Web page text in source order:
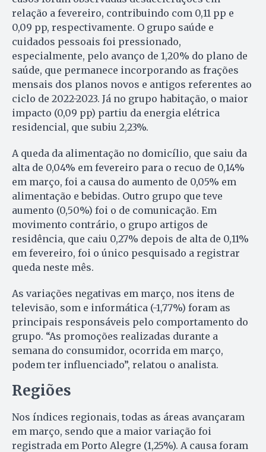
relação a fevereiro, contribuindo com 0,11 pp e
0,09 pp, respectivamente. O grupo saúde e
cuidados pessoais foi pressionado,
especialmente, pelo avanço de 1,20% do plano de
saúde, que permanece incorporando as frações
mensais dos planos novos e antigos referentes ao
ciclo de 2022-2023. Já no grupo habitação, o maior
impacto (0,09 pp) partiu da energia elétrica
residencial, que subiu 2,23%.
A queda da alimentação no domicílio, que saiu da
alta de 0,04% em fevereiro para o recuo de 0,14%
em março, foi a causa do aumento de 0,05% em
alimentação e bebidas. Outro grupo que teve
aumento (0,50%) foi o de comunicação. Em
movimento contrário, o grupo artigos de
residência, que caiu 0,27% depois de alta de 0,11%
em fevereiro, foi o único pesquisado a registrar
queda neste mês.
As variações negativas em março, nos itens de
televisão, som e informática (-1,77%) foram as
principais responsáveis pelo comportamento do
grupo. “As promoções realizadas durante a
semana do consumidor, ocorrida em março,
podem ter influenciado”, relatou o analista.
Regiões
Nos índices regionais, todas as áreas avançaram
em março, sendo que a maior variação foi
registrada em Porto Alegre (1,25%). A causa foram